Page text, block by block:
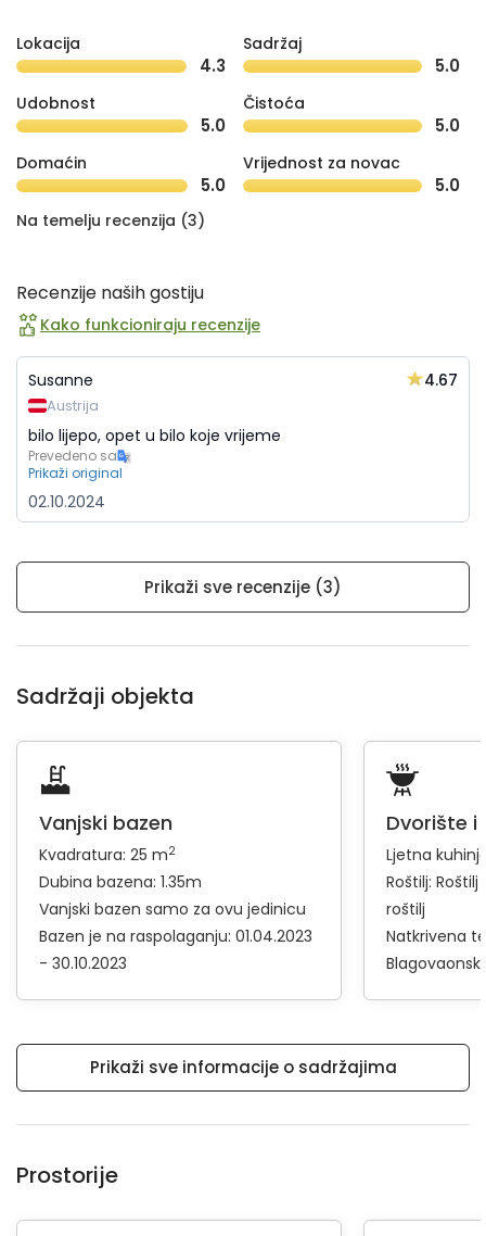
Lokacija
4.3
Sadržaj
5.0
Udobnost
5.0
Čistoća
5.0
Domaćin
5.0
Vrijednost za novac
5.0
Na temelju recenzija (3)
Recenzije naših gostiju
Kako funkcioniraju recenzije
Susanne 4.67
Austrija
bilo lijepo, opet u bilo koje vrijeme
Prevedeno sa
Prikaži original
02.10.2024
Prikaži sve recenzije (3)
Sadržaji objekta
Vanjski bazen
Kvadratura: 25 m2
Dubina bazena: 1.35m
Vanjski bazen samo za ovu jedinicu
Bazen je na raspolaganju: 01.04.2023
- 30.10.2023
Dvorište i
Ljetna
Roštilj: Roštilj
roštilj
Natkrivena
Prikaži sve informacije o sadržajima
Prostorije